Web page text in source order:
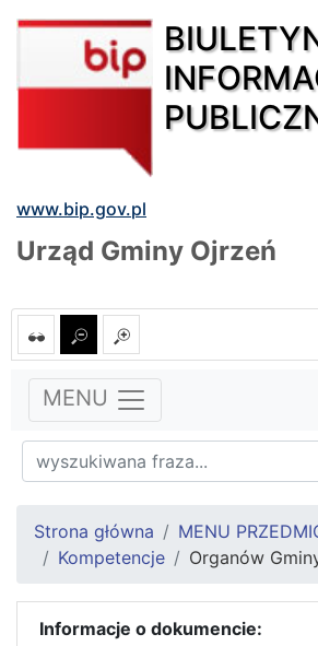
www.bip.gov.pl
Urząd Gminy Ojrzeń
MENU
Strona główna
MENU
Kompetencje
Organów
Informacje o dokumencie: